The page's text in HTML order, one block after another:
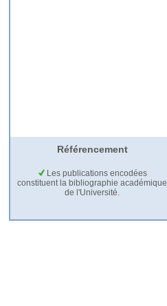
Référencement
Les publications encodées
constituent la bibliographie académique
de l'Université.